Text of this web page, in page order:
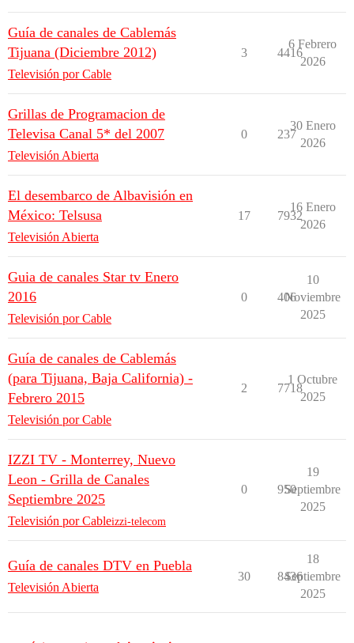
Guía de canales de Cablemás
Tijuana (Diciembre 2012)
Televisión por Cable
3 4416
6 Febrero
2026
Grillas de Programacion de
Televisa Canal 5* del 2007
Televisión Abierta
0 237
30 Enero
2026
El desembarco de Albavisión en
México: Telsusa
Televisión Abierta
17 7932
16 Enero
2026
Guia de canales Star tv Enero
2016
Televisión por Cable
0 406
10
Noviembre
2025
Guía de canales de Cablemás
(para Tijuana, Baja California) -
Febrero 2015
Televisión por Cable
2 7718
1 Octubre
2025
IZZI TV - Monterrey, Nuevo
Leon - Grilla de Canales
Septiembre 2025
Televisión por Cableizzi-telecom
0 950
19
Septiembre
2025
Guía de canales DTV en Puebla
Televisión Abierta
30 8436
18
Septiembre
2025